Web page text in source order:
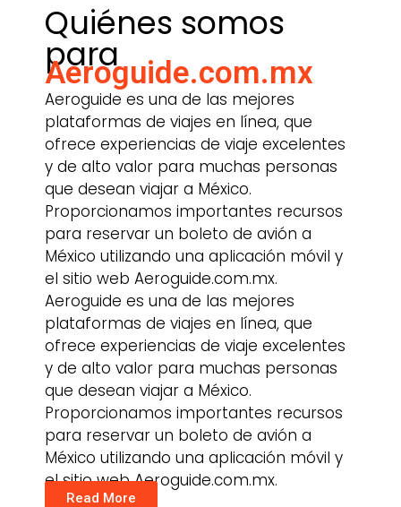
Quiénes somos
para
Aeroguide.com.mx
Aeroguide es una de las mejores
plataformas de viajes en línea, que
ofrece experiencias de viaje excelentes
y de alto valor para muchas personas
que desean viajar a México.
Proporcionamos importantes recursos
para reservar un boleto de avión a
México utilizando una aplicación móvil y
el sitio web Aeroguide.com.mx.
Aeroguide es una de las mejores
plataformas de viajes en línea, que
ofrece experiencias de viaje excelentes
y de alto valor para muchas personas
que desean viajar a México.
Proporcionamos importantes recursos
para reservar un boleto de avión a
México utilizando una aplicación móvil y
el sitio webAeroguide.com.mx.
Read More